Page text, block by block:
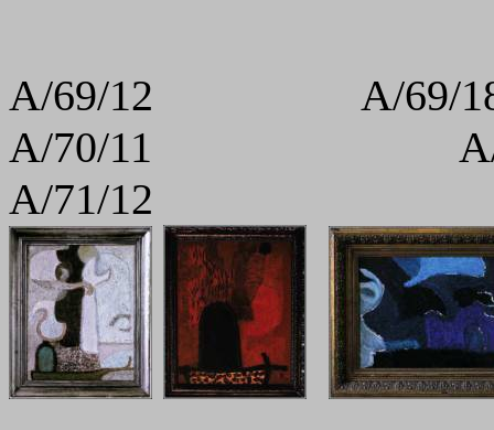
A/69/12 A/
A/70/
A/71/12